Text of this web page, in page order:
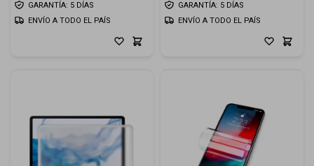
GARANTÍA: 5 DÍAS
ENVÍO A TODO EL PAÍS
GARANTÍA: 5 DÍAS
ENVÍO A TODO EL PAÍS